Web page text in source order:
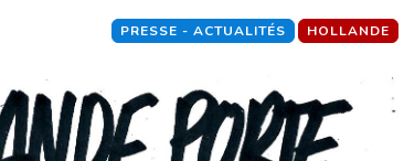
HOLLANDE
PRESSE - ACTUALITÉS